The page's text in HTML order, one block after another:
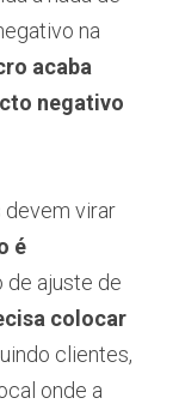
na
acaba
negativo
devem virar
é
de ajuste de
clientes,
onde a